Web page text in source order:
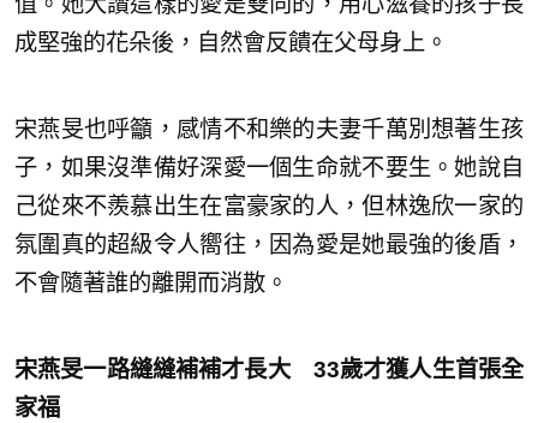
成堅強的花朵後，自然會反饋在父母身上。
宋燕旻也呼籲，感情不和樂的夫妻千萬別想著生孩
子，如果沒準備好深愛一個生命就不要生。她說自
己從來不羨慕出生在富豪家的人，但林逸欣一家的
氛圍真的超級令人嚮往，因為愛是她最強的後盾，
不會隨著誰的離開而消散。
宋燕旻一路縫縫補補才長大 33歲才獲人生首張全
家福